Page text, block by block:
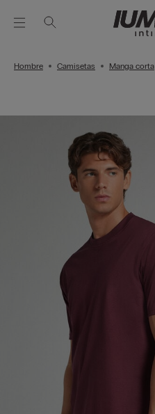
Hombre Camisetas Manga corta